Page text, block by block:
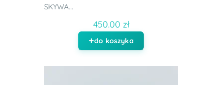
SKYWA...
450.00 zł
do koszyka